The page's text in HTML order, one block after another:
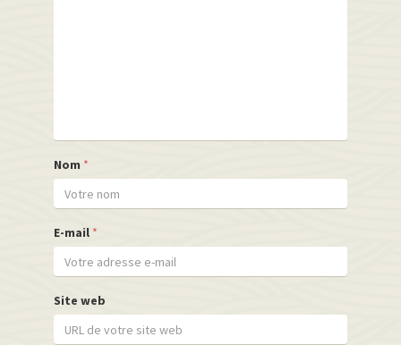
Nom *
E-mail *
Site web